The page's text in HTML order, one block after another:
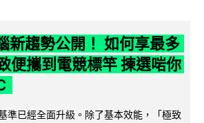
新趨勢公開！ 如何享最多
攜到電競標竿 揀選啱你
準已經全面升級。除了基本效能，「極致